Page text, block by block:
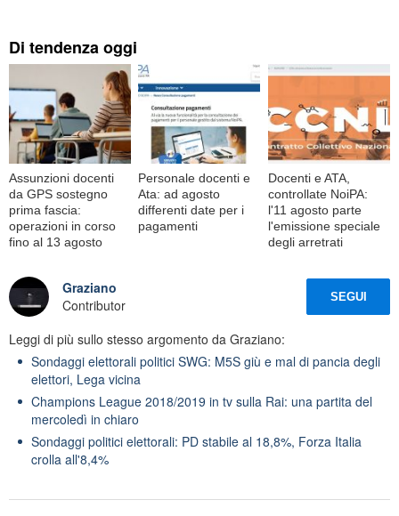
Di tendenza oggi
Assunzioni docenti
da GPS sostegno
prima fascia:
operazioni in corso
fino al 13 agosto
Personale docenti e
Ata: ad agosto
differenti date per i
pagamenti
Docenti e ATA,
controllate NoiPA:
l'11 agosto parte
l'emissione speciale
degli arretrati
Graziano
Contributor
SEGUI
Leggi di più sullo stesso argomento da Graziano:
Sondaggi elettorali politici SWG: M5S giù e mal di pancia degli
elettori, Lega vicina
Champions League 2018/2019 in tv sulla Rai: una partita del
mercoledì in chiaro
Sondaggi politici elettorali: PD stabile al 18,8%, Forza Italia
crolla all'8,4%